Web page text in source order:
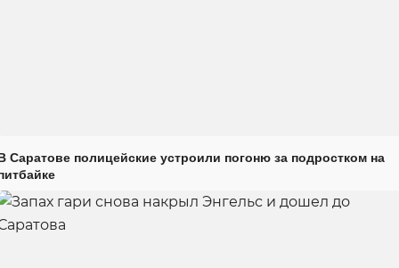
Саратове полицейские устроили погоню за подростком на